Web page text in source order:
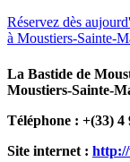
Réservez dès
à Moustiers-Sainte-
La Bastide de
Moustiers-Sainte-
Téléphone : +(33) 4
Site internet : http://